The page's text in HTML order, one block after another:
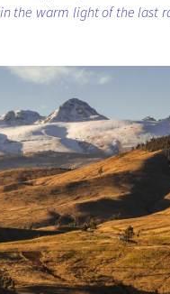
in the warm light of the last